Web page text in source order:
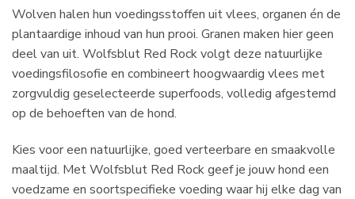
Wolven halen hun voedingsstoffen uit vlees, organen én de
plantaardige inhoud van hun prooi. Granen maken hier geen
deel van uit. Wolfsblut Red Rock volgt deze natuurlijke
voedingsfilosofie en combineert hoogwaardig vlees met
zorgvuldig geselecteerde superfoods, volledig afgestemd
op de behoeften van de hond.
Kies voor een natuurlijke, goed verteerbare en smaakvolle
maaltijd. Met Wolfsblut Red Rock geef je jouw hond een
voedzame en soortspecifieke voeding waar hij elke dag van